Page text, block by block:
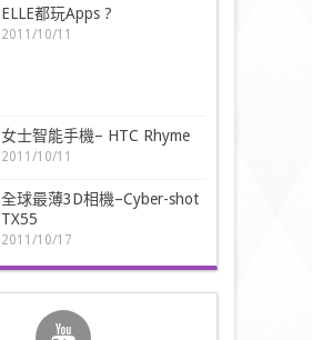
ELLE都玩Apps ?
2011/10/11
女士智能手機– HTC Rhyme
2011/10/11
全球最薄3D相機–Cyber-shot
TX55
2011/10/17